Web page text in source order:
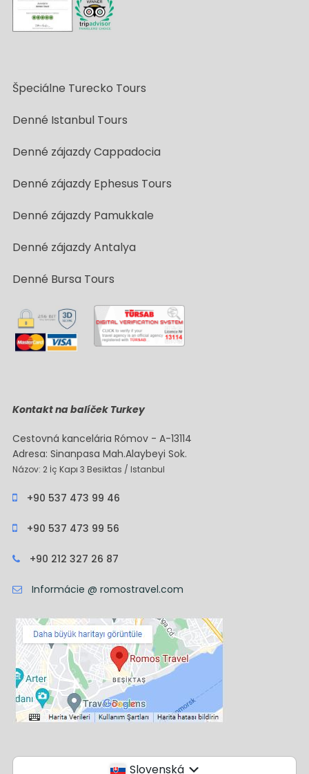
Špeciálne Turecko Tours
Denné Istanbul Tours
Denné zájazdy Cappadocia
Denné zájazdy Ephesus Tours
Denné zájazdy Pamukkale
Denné zájazdy Antalya
Denné Bursa Tours
Kontakt na balíček Turkey
Cestovná kancelária Rómov - A-13114
Adresa: Sinanpasa Mah.Alaybeyi Sok.
Názov: 2 İç Kapı 3 Besiktas / Istanbul
+90 537 473 99 46
+90 537 473 99 56
+90 212 327 26 87
Informácie @ romostravel.com
Slovenská